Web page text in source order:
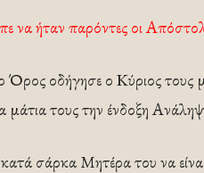
να ήταν παρόντες οι
Όρος οδήγησε ο Κύριος τους
μάτια τους την ένδοξη
σάρκα Μητέρα του να